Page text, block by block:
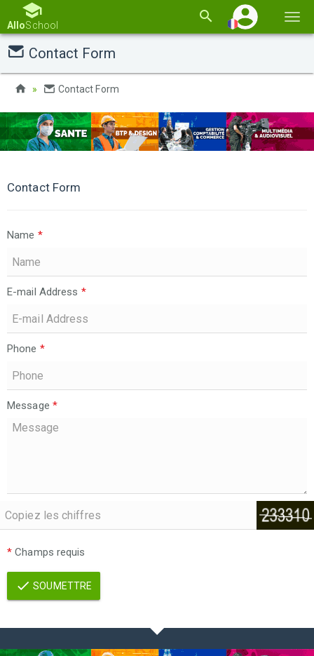
la
AlloSchool
Contact Form
Contact Form
Contact Form
Name *
E-mail Address *
Phone *
Message *
* Champs requis
SOUMETTRE